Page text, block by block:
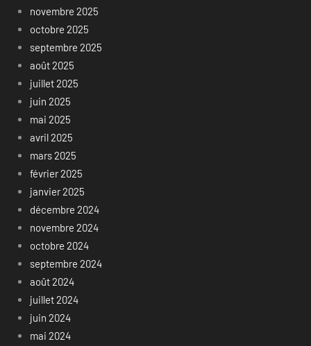
novembre 2025
octobre 2025
septembre 2025
août 2025
juillet 2025
juin 2025
mai 2025
avril 2025
mars 2025
février 2025
janvier 2025
décembre 2024
novembre 2024
octobre 2024
septembre 2024
août 2024
juillet 2024
juin 2024
mai 2024